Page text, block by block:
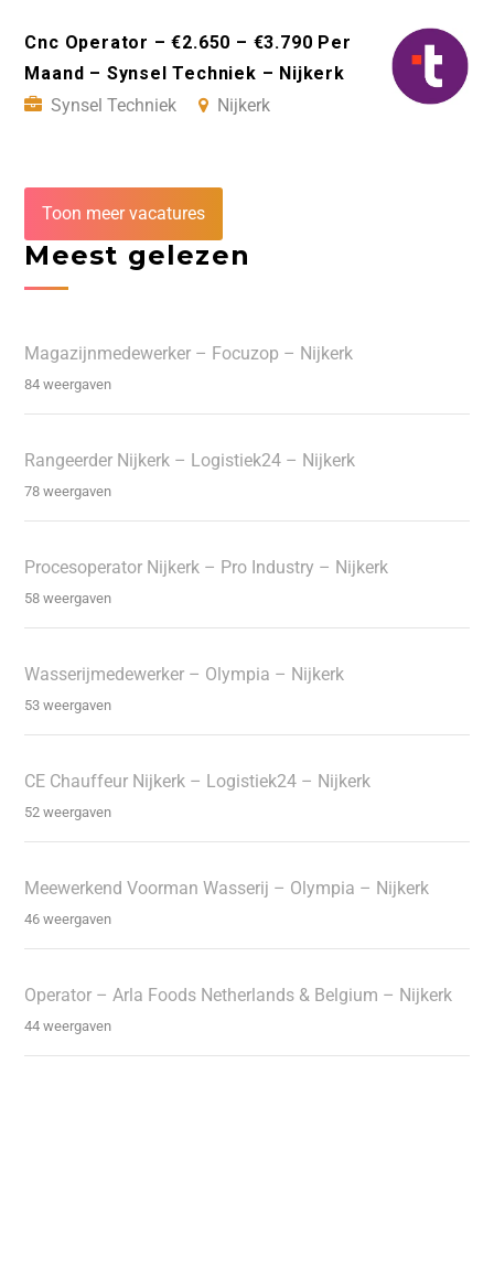
Cnc Operator – €2.650 – €3.790 Per
Maand – Synsel Techniek – Nijkerk
Synsel Techniek
Nijkerk
Toon meer vacatures
Meest gelezen
Magazijnmedewerker – Focuzop – Nijkerk
84 weergaven
Rangeerder Nijkerk – Logistiek24 – Nijkerk
78 weergaven
Procesoperator Nijkerk – Pro Industry – Nijkerk
58 weergaven
Wasserijmedewerker – Olympia – Nijkerk
53 weergaven
CE Chauffeur Nijkerk – Logistiek24 – Nijkerk
52 weergaven
Meewerkend Voorman Wasserij – Olympia – Nijkerk
46 weergaven
Operator – Arla Foods Netherlands & Belgium – Nijkerk
44 weergaven